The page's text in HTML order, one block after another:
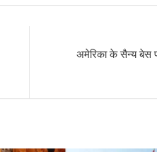
अमेरिका के सैन्य बेस